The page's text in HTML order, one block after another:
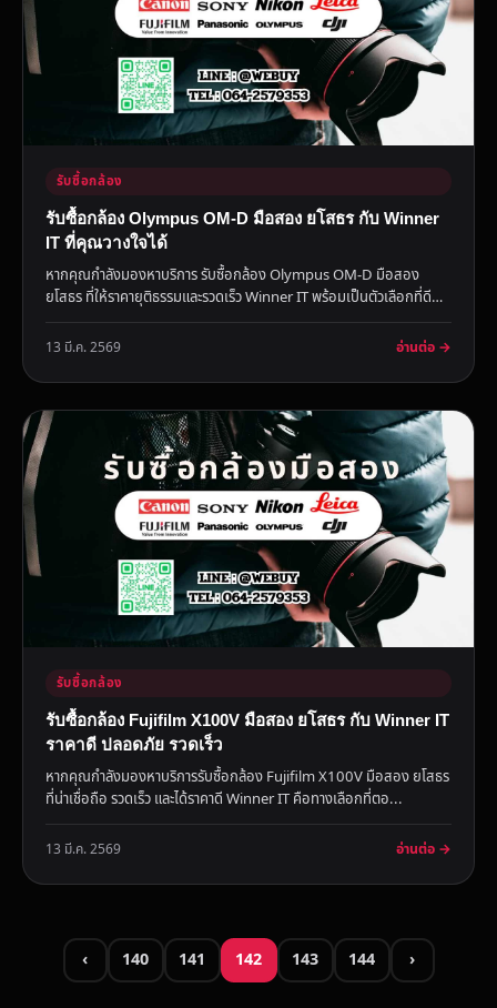
รับซื้อกล้อง
รับซื้อกล้อง Olympus OM-D มือสอง ยโสธร กับ Winner
IT ที่คุณวางใจได้
หากคุณกำลังมองหาบริการ รับซื้อกล้อง Olympus OM-D มือสอง
ยโสธร ที่ให้ราคายุติธรรมและรวดเร็ว Winner IT พร้อมเป็นตัวเลือกที่ดี
ที...
13 มี.ค. 2569 อ่านต่อ →
รับซื้อกล้อง
รับซื้อกล้อง Fujifilm X100V มือสอง ยโสธร กับ Winner IT
ราคาดี ปลอดภัย รวดเร็ว
หากคุณกำลังมองหาบริการรับซื้อกล้อง Fujifilm X100V มือสอง ยโสธร
ที่น่าเชื่อถือ รวดเร็ว และได้ราคาดี Winner IT คือทางเลือกที่ตอ...
13 มี.ค. 2569 อ่านต่อ →
‹ 140 141 142 143 144 ›